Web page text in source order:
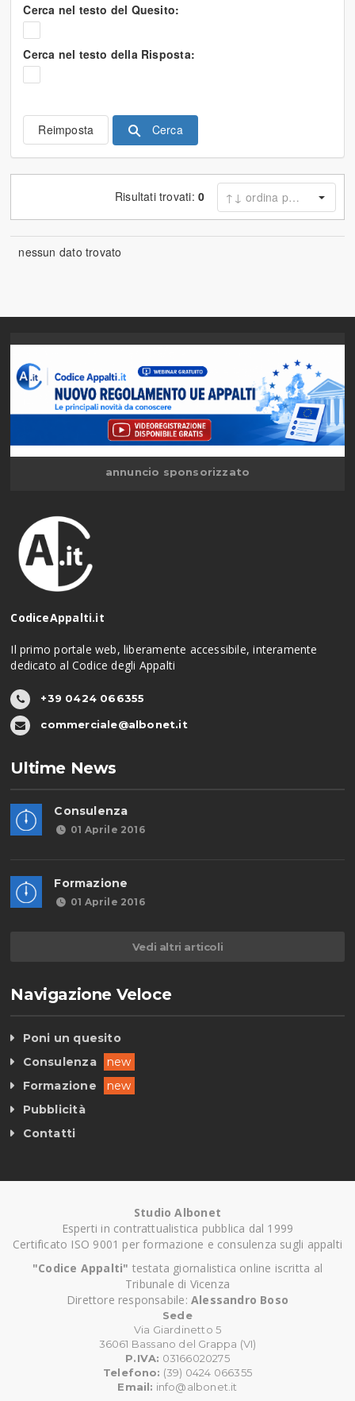
Cerca nel testo del Quesito:
Cerca nel testo della Risposta:
Reimposta Cerca
Risultati trovati: 0
nessun dato trovato
annuncio sponsorizzato
CodiceAppalti.it
Il primo portale web, liberamente accessibile, interamente
dedicato al Codice degli Appalti
+39 0424 066355
commerciale@albonet.it
Ultime News
Consulenza
01 Aprile 2016
Formazione
01 Aprile 2016
Vedi altri articoli
Navigazione Veloce
Poni un quesito
Consulenza
new
Formazione
new
Pubblicità
Contatti
Studio Albonet
Esperti in contrattualistica pubblica dal 1999
Certificato ISO 9001 per formazione e consulenza sugli appalti
"Codice Appalti" testata giornalistica online iscritta al
Tribunale di Vicenza
Direttore responsabile: Alessandro Boso
Sede
Via Giardinetto 5
36061 Bassano del Grappa (VI)
P.IVA: 03166020275
Telefono: (39) 0424 066355
Email: info@albonet.it